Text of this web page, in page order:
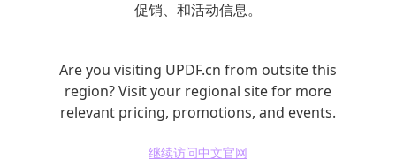
促销、和活动信息。
Are you visiting UPDF.cn from outsite this
region? Visit your regional site for more
relevant pricing, promotions, and events.
继续访问中文官网
三、PDF文档是否可以直接插入页